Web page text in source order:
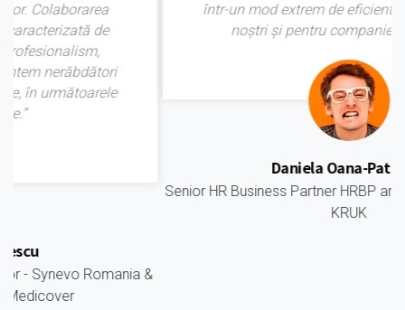
într-un mod extrem de eficient pentru angajații
noștri și pentru companie, în general.”
Daniela Oana-Patrascu
Senior HR Business Partner HRBP and Development Team,